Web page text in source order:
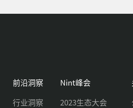
前沿洞察
行业洞察
Nint峰会
2023生态大会